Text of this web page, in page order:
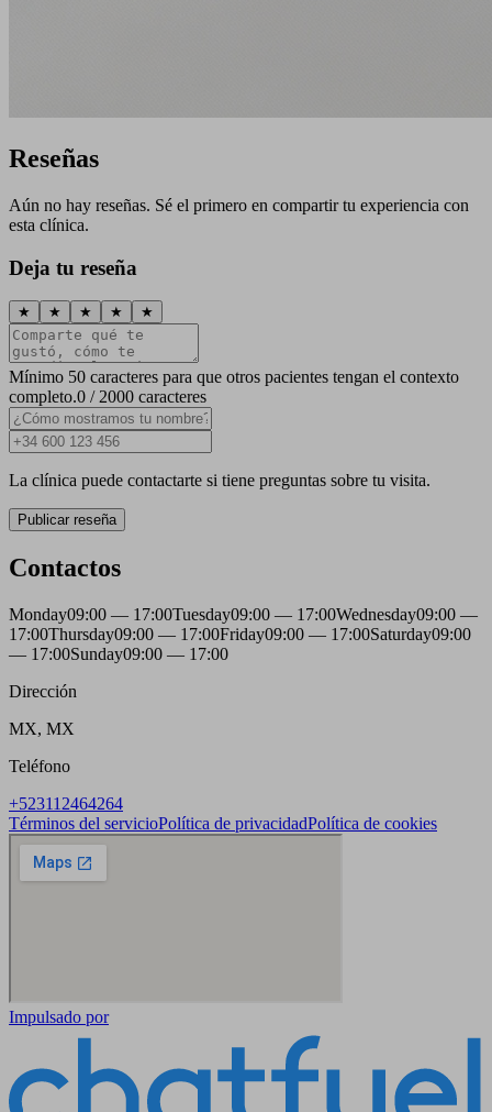
Reseñas
Aún no hay reseñas. Sé el primero en compartir tu experiencia con
esta clínica.
Deja tu reseña
★ ★ ★ ★ ★
Mínimo 50 caracteres para que otros pacientes tengan el contexto
completo.0 / 2000 caracteres
La clínica puede contactarte si tiene preguntas sobre tu visita.
Publicar reseña
Contactos
Monday09:00 — 17:00Tuesday09:00 — 17:00Wednesday09:00 —
17:00Thursday09:00 — 17:00Friday09:00 — 17:00Saturday09:00
— 17:00Sunday09:00 — 17:00
Dirección
MX, MX
Teléfono
+523112464264
Términos del servicioPolítica de privacidadPolítica de cookies
Impulsado por